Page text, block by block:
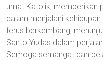
umat Katolik, memberikan
dalam menjalani
terus berkembang,
Santo Yudas dalam
Semoga semangat dan